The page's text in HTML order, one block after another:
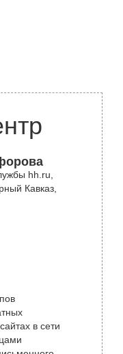
hh.ru,
Кавказ,
в сети